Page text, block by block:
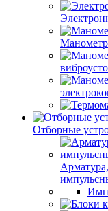
Отборные